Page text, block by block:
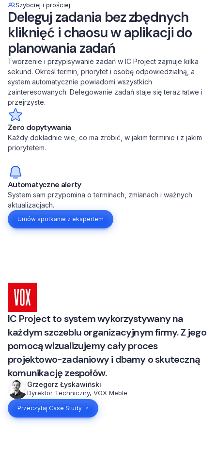
Szybciej i prościej
Deleguj zadania bez zbędnych
kliknięć i chaosu w aplikacji do
planowania zadań
Tworzenie i przypisywanie zadań w IC Project zajmuje kilka
sekund. Określ termin, priorytet i osobę odpowiedzialną, a
system automatycznie powiadomi wszystkich
zainteresowanych. Delegowanie zadań staje się teraz łatwe i
przejrzyste.
Zero dopytywania
Każdy dokładnie wie, co ma zrobić, w jakim terminie i z jakim
priorytetem.
Automatyczne alerty
System sam przypomina o terminach, zmianach i ważnych
aktualizacjach.
Umów spotkanie z ekspertem
IC Project to system wykorzystywany na
każdym szczeblu organizacyjnym firmy. Z jego
pomocą wizualizujemy cały proces
projektowo-zadaniowy i dbamy o skuteczną
komunikację zespołów.
Grzegorz Łyskawiński
Dyrektor Techniczny, VOX Meble
Przeczytaj Case Study